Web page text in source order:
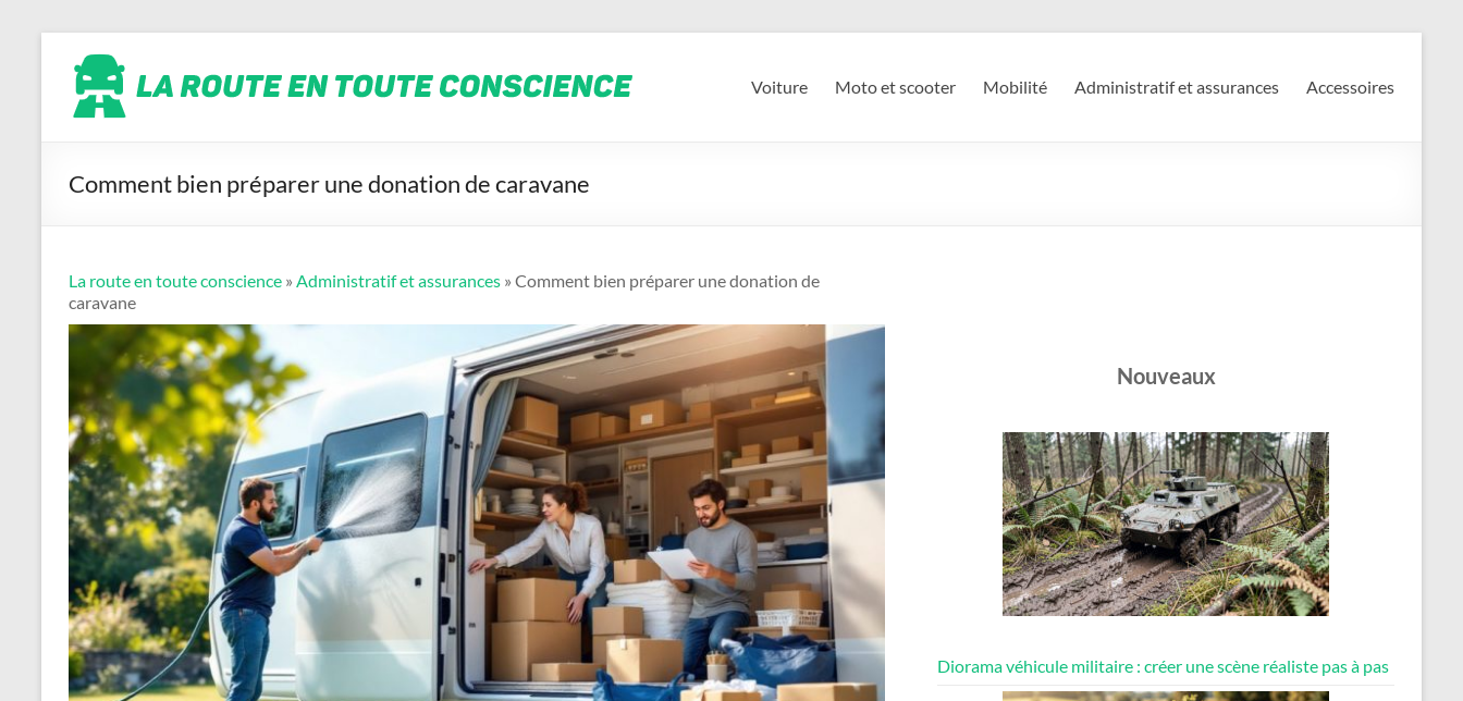
contenu
La
route
en
conscience
Voiture Moto et scooter Mobilité Administratif et assurances Accessoires
Comment bien préparer une donation de caravane
La route en toute conscience » Administratif et assurances » Comment bien préparer une donation de
caravane
Nouveaux
Diorama véhicule militaire : créer une scène réaliste pas à pas